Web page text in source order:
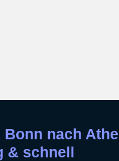
Bonn nach
& schnell